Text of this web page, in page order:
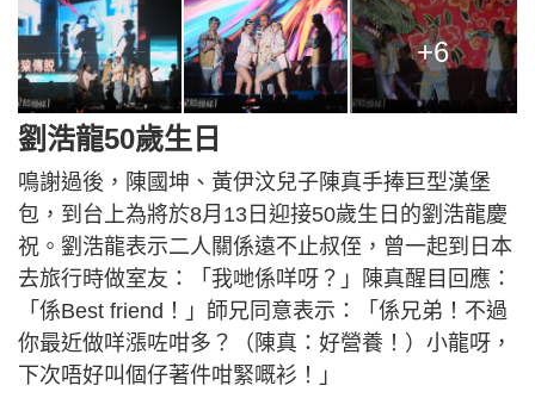
+6
劉浩龍50歲生日
鳴謝過後，陳國坤、黃伊汶兒子陳真手捧巨型漢堡
包，到台上為將於8月13日迎接50歲生日的劉浩龍慶
祝。劉浩龍表示二人關係遠不止叔侄，曾一起到日本
去旅行時做室友：「我哋係咩呀？」陳真醒目回應：
「係Best friend！」師兄同意表示：「係兄弟！不過
你最近做咩漲咗咁多？（陳真：好營養！）小龍呀，
下次唔好叫個仔著件咁緊嘅衫！」